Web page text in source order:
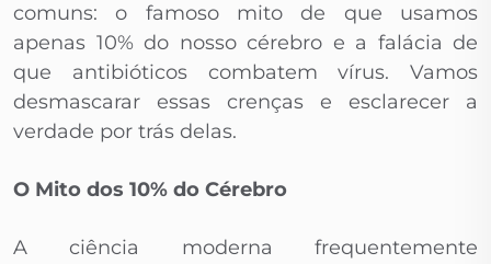
comuns: o famoso mito de que usamos
apenas 10% do nosso cérebro e a falácia de
que antibióticos combatem vírus. Vamos
desmascarar essas crenças e esclarecer a
verdade por trás delas.
O Mito dos 10% do Cérebro
A ciência moderna frequentemente